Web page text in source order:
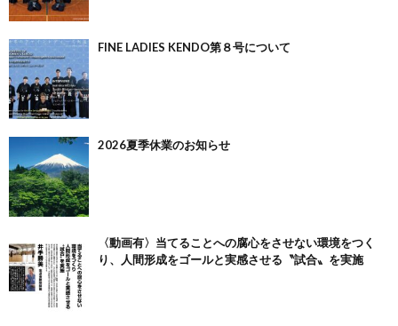
FINE LADIES KENDO第８号について
2026夏季休業のお知らせ
〈動画有〉当てることへの腐心をさせない環境をつく
り、人間形成をゴールと実感させる〝試合〟を実施